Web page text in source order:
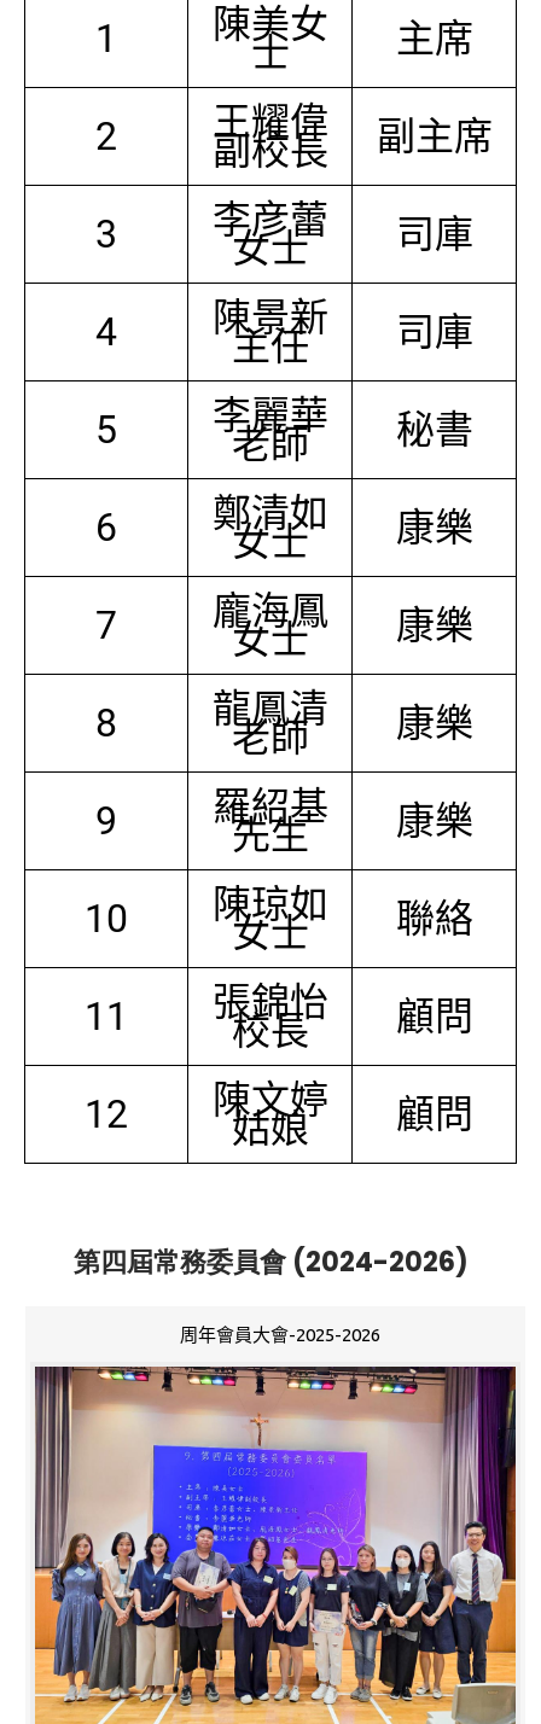
1
陳美女
士 主席
2 王耀偉
副校長 副主席
3 李彦蕾
女士 司庫
4 陳景新
主任 司庫
5 李麗華
老師 秘書
6 鄭清如
女士 康樂
7 龐海鳳
女士 康樂
8 龍鳳清
老師 康樂
9 羅紹基
先生 康樂
10 陳琼如
女士 聯絡
11 張錦怡
校長 顧問
12 陳文婷
姑娘 顧問
第四屆常務委員會 (2024-2026)
周年會員大會-2025-2026